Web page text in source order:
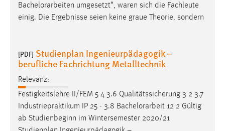
Bachelorarbeiten umgesetzt“, waren sich die Fachleute
einig. Die Ergebnisse seien keine graue Theorie, sondern
[PDF] Studienplan Ingenieurpädagogik –
berufliche Fachrichtung Metalltechnik
Relevanz:
Festigkeitslehre II/FEM 5 4 3.6 Qualitätssicherung 3 2 3.7
Industriepraktikum IP 25 - 3.8 Bachelorarbeit 12 2 Gültig
ab Studienbeginn im Wintersemester 2020/21
STATISTIK
Statistik Cookies erfassen Informationen anonym.
Matomo
Name:
Zweck: